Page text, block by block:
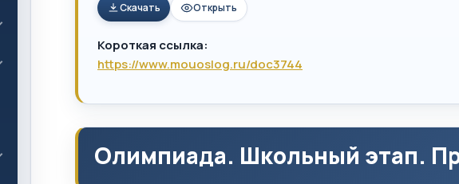
Скачать Открыть
Короткая ссылка:
https://www.mouoslog.ru/doc3744
Олимпиада. Школьный этап.